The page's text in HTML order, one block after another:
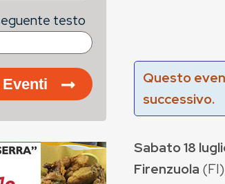
Questo
successivo.
Sabato 18
Firenzuola
testo